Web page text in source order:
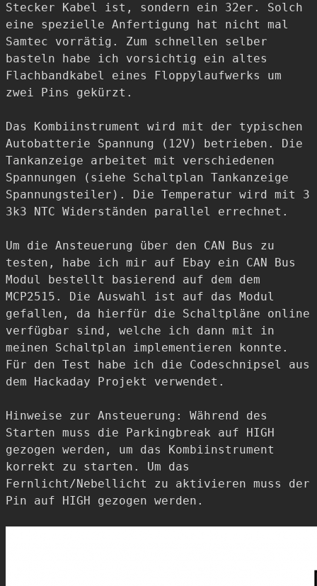
Stecker Kabel ist, sondern ein 32er. Solch
eine spezielle Anfertigung hat nicht mal
Samtec vorrätig. Zum schnellen selber
basteln habe ich vorsichtig ein altes
Flachbandkabel eines Floppylaufwerks um
zwei Pins gekürzt.
Das Kombiinstrument wird mit der typischen
Autobatterie Spannung (12V) betrieben. Die
Tankanzeige arbeitet mit verschiedenen
Spannungen (siehe Schaltplan Tankanzeige
Spannungsteiler). Die Temperatur wird mit 3
3k3 NTC Widerständen parallel errechnet.
Um die Ansteuerung über den CAN Bus zu
testen, habe ich mir auf Ebay ein CAN Bus
Modul bestellt basierend auf dem dem
MCP2515. Die Auswahl ist auf das Modul
gefallen, da hierfür die Schaltpläne online
verfügbar sind, welche ich dann mit in
meinen Schaltplan implementieren konnte.
Für den Test habe ich die Codeschnipsel aus
dem Hackaday Projekt verwendet.
Hinweise zur Ansteuerung: Während des
Starten muss die Parkingbreak auf HIGH
gezogen werden, um das Kombiinstrument
korrekt zu starten. Um das
Fernlicht/Nebellicht zu aktivieren muss der
Pin auf HIGH gezogen werden.